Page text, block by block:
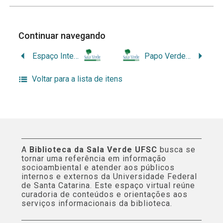
Continuar navegando
Espaço Interativo da Sala Verde: reestruturação física e da comunicação virtual – Quarto Ano Papo Verde: Conectando Saberes Socioambientais
Voltar para a lista de itens
A Biblioteca da Sala Verde UFSC busca se
tornar uma referência em informação
socioambiental e atender aos públicos
internos e externos da Universidade Federal
de Santa Catarina. Este espaço virtual reúne
curadoria de conteúdos e orientações aos
serviços informacionais da biblioteca.